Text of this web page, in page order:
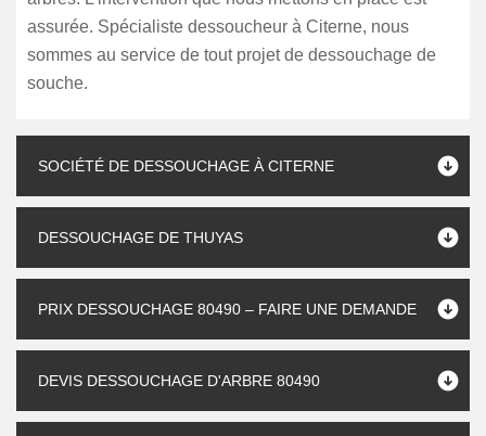
assurée. Spécialiste dessoucheur à Citerne, nous
sommes au service de tout projet de dessouchage de
souche.
SOCIÉTÉ DE DESSOUCHAGE À CITERNE
DESSOUCHAGE DE THUYAS
PRIX DESSOUCHAGE 80490 – FAIRE UNE DEMANDE
DEVIS DESSOUCHAGE D'ARBRE 80490